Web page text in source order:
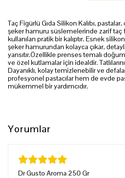
Taç Figürlü Gıda Silikon Kalıbı,
şeker hamuru süslemelerinde zarif taç
kullanılan pratik bir kalıptır. Esnek
şeker hamurundan kolayca çıkar,
yansıtır.Özellikle prenses temalı
ve özel kutlamalar için idealdir.
Dayanıklı, kolay temizlenebilir ve
profesyonel pastacılar hem de evde
mükemmel bir yardımcıdır.
Yorumlar
Dr Gusto Aroma 250 Gr